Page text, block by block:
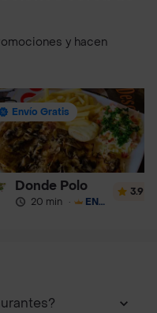
y hacen
Envío Gratis
Donde Polo
20 min · ENVÍO GRATIS
3.9